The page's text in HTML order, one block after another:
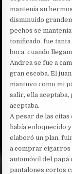
mantenía su
disminuido
pechos se
tonificado, fue
boca, cuando
Andrea se fue a
gran escoba. El
mantuvo como mi
salir, ella
aceptaba.
A pesar de las citas
había enloquecido
elaboró un plan,
a comprar cigarros
automóvil del papá
pantalones cortos